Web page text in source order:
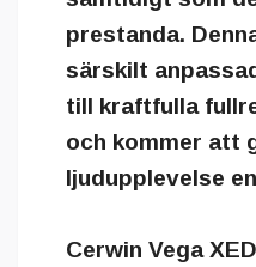
prestanda.
särskilt
till kraftfulla
och kommer att
ljudupplevelse
Cerwin Vega